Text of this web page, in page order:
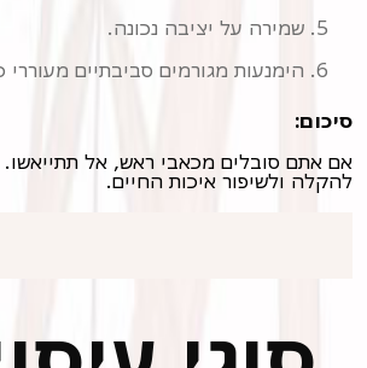
שמירה על יציבה נכונה.
הימנעות מגורמים סביבתיים
סיכום:
להקלה ולשיפור איכות החיים.